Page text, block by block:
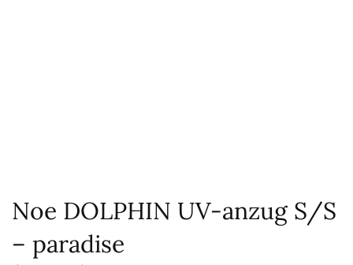
Noe DOLPHIN UV-anzug S/S
– paradise